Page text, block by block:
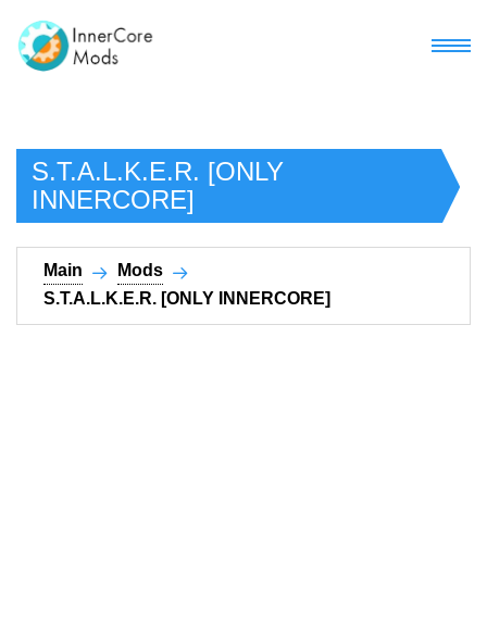
Most popular
Download Horizon
Google Play
S.T.A.L.K.E.R. [ONLY
INNERCORE]​
Main
Mods
S.T.A.L.K.E.R. [ONLY INNERCORE]​